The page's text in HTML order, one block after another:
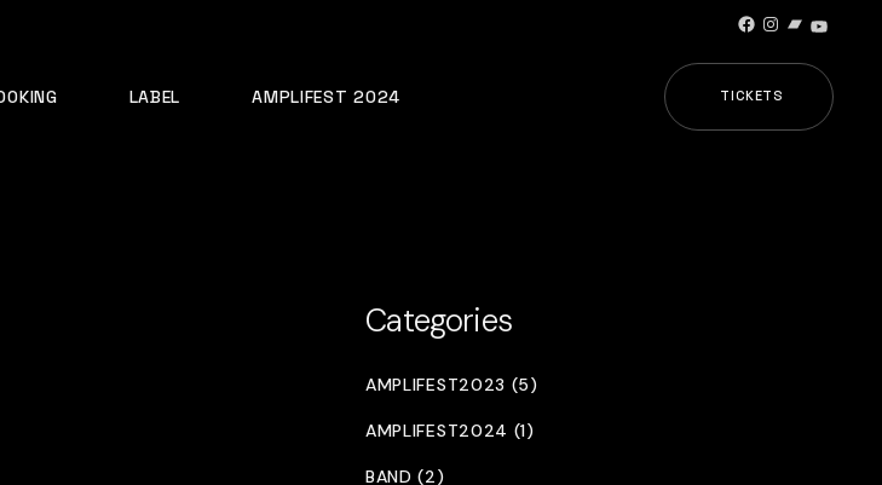
Facebook
Instagram
Bandcamp
LABEL AMPLIFEST 2024 TICKETS
Categories
AMPLIFEST2023 (5)
AMPLIFEST2024 (1)
BAND (2)